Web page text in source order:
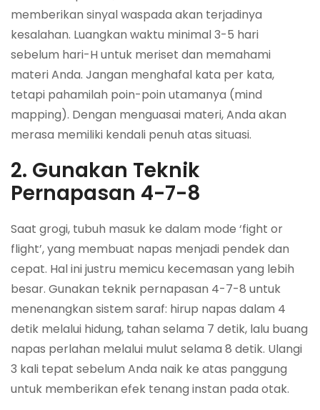
memberikan sinyal waspada akan terjadinya
kesalahan. Luangkan waktu minimal 3-5 hari
sebelum hari-H untuk meriset dan memahami
materi Anda. Jangan menghafal kata per kata,
tetapi pahamilah poin-poin utamanya (mind
mapping). Dengan menguasai materi, Anda akan
merasa memiliki kendali penuh atas situasi.
2. Gunakan Teknik
Pernapasan 4-7-8
Saat grogi, tubuh masuk ke dalam mode ‘fight or
flight’, yang membuat napas menjadi pendek dan
cepat. Hal ini justru memicu kecemasan yang lebih
besar. Gunakan teknik pernapasan 4-7-8 untuk
menenangkan sistem saraf: hirup napas dalam 4
detik melalui hidung, tahan selama 7 detik, lalu buang
napas perlahan melalui mulut selama 8 detik. Ulangi
3 kali tepat sebelum Anda naik ke atas panggung
untuk memberikan efek tenang instan pada otak.